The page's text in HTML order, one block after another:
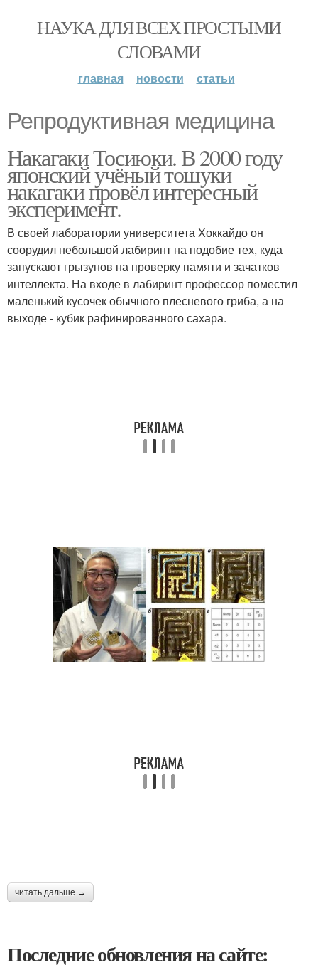
НАУКА ДЛЯ ВСЕХ ПРОСТЫМИ
СЛОВАМИ
главная новости статьи
Репродуктивная медицина
Накагаки Тосиюки. В 2000 году
японский учёный тошуки
накагаки провёл интересный
эксперимент.
В своей лаборатории университета Хоккайдо он
соорудил небольшой лабиринт на подобие тех, куда
запускают грызунов на проверку памяти и зачатков
интеллекта. На входе в лабиринт профессор поместил
маленький кусочек обычного плесневого гриба, а на
выходе - кубик рафинированного сахара.
читать дальше →
Последние обновления на сайте: